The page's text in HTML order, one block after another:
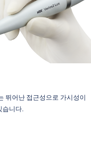
뛰어난 접근성으로 가시성이
습니다.